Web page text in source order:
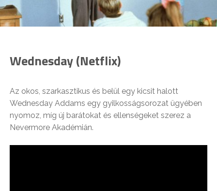
Wednesday (Netflix)
Az okos, szarkasztikus és belül egy kicsit halott
Wednesday Addams egy gyilkosságsorozat ügyében
nyomoz, míg új barátokat és ellenségeket szerez a
Nevermore Akadémián.